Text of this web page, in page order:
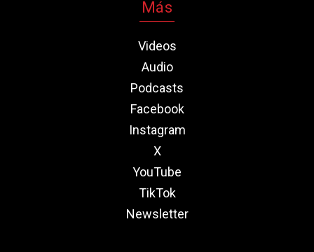
Más
Videos
Audio
Podcasts
Facebook
Instagram
X
YouTube
TikTok
Newsletter